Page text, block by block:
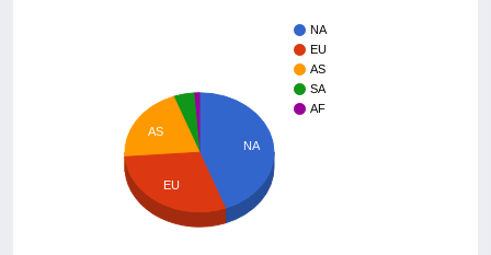
NA
EU
AS
SA
AF
NA
AS
EU